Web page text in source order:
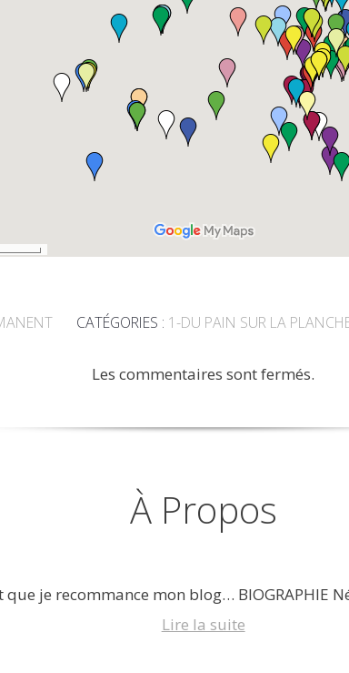
CATÉGORIES : 1-DU PAIN SUR LA
Les commentaires sont fermés.
À Propos
je recommance mon blog… BIOGRAPHIE
Lire la suite